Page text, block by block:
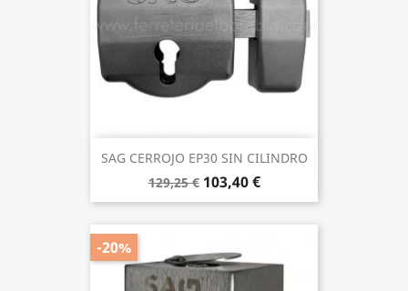
SAG CERROJO EP30 SIN CILINDRO
129,25 € 103,40 €
-20%